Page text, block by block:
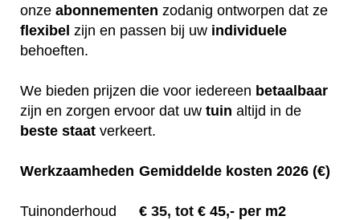
onze abonnementen zodanig ontworpen dat ze
flexibel zijn en passen bij uw individuele
behoeften.
We bieden prijzen die voor iedereen betaalbaar
zijn en zorgen ervoor dat uw tuin altijd in de
beste staat verkeert.
Werkzaamheden Gemiddelde kosten 2026 (€)
Tuinonderhoud € 35, tot € 45,- per m2